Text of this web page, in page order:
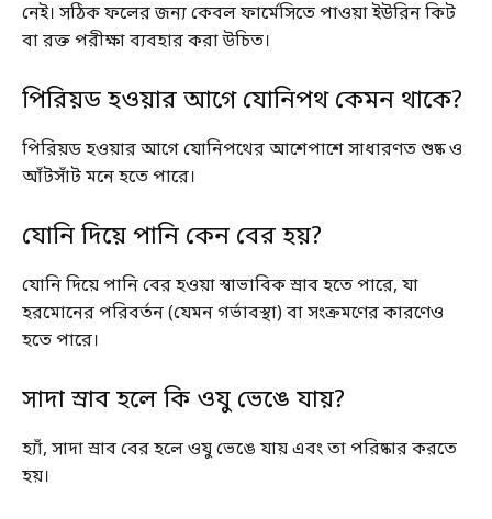
নেই। সঠিক ফলের জন্য কেবল ফার্মেসিতে পাওয়া ইউরিন কিট
বা রক্ত পরীক্ষা ব্যবহার করা উচিত।
পিরিয়ড হওয়ার আগে যোনিপথ কেমন থাকে?
পিরিয়ড হওয়ার আগে যোনিপথের আশেপাশে সাধারণত শুষ্ক ও
আঁটসাঁট মনে হতে পারে।
যোনি দিয়ে পানি কেন বের হয়?
যোনি দিয়ে পানি বের হওয়া স্বাভাবিক স্রাব হতে পারে, যা
হরমোনের পরিবর্তন (যেমন গর্ভাবস্থা) বা সংক্রমণের কারণেও
হতে পারে।
সাদা স্রাব হলে কি ওযু ভেঙে যায়?
হ্যাঁ, সাদা স্রাব বের হলে ওযু ভেঙে যায় এবং তা পরিষ্কার করতে
হয়।